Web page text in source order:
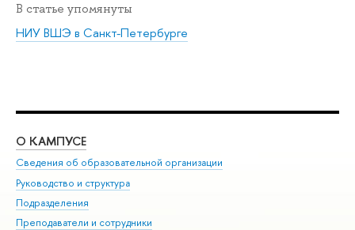
В статье упомянуты
НИУ ВШЭ в Санкт-Петербурге
О КАМПУСЕ
Сведения об образовательной организации
Руководство и структура
Подразделения
Преподаватели и сотрудники